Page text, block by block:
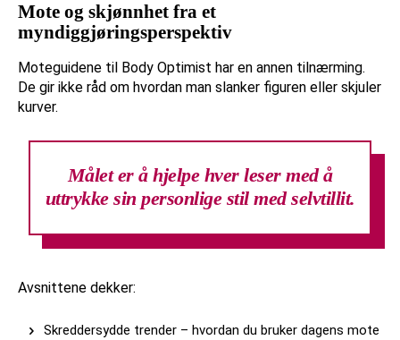
Mote og skjønnhet fra et
myndiggjøringsperspektiv
Moteguidene til Body Optimist har en annen tilnærming.
De gir ikke råd om hvordan man slanker figuren eller skjuler
kurver.
Målet er å hjelpe hver leser med å
uttrykke sin personlige stil med selvtillit.
Avsnittene dekker:
Skreddersydde trender – hvordan du bruker dagens mote